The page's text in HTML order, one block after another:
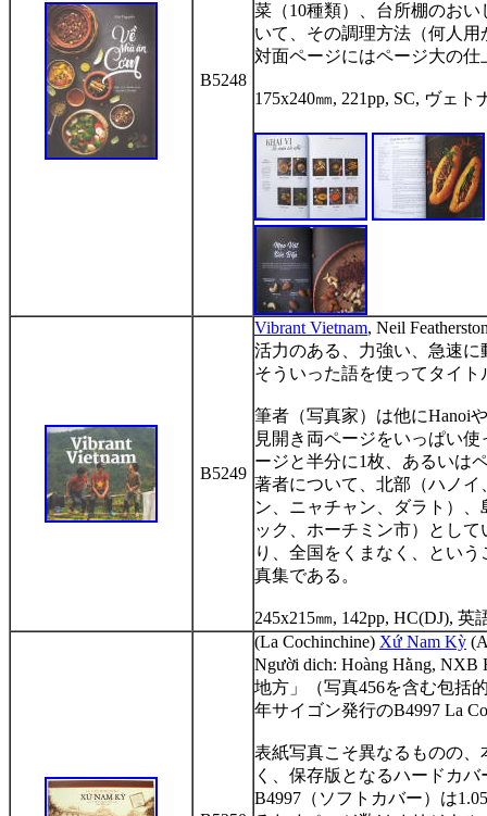
B5248
菜（10種類）、台所棚のお
いて、その調理方法（何人
対面ページにはページ大の
175x240㎜, 221pp, SC, ヴェト
B5249
Vibrant Vietnam, Neil
活力のある、力強い、急速
そういった語を使ってタイ
筆者（写真家）は他にHanoiや
見開き両ページをいっぱい
ージと半分に1枚、あるいは
著者について、北部（ハノ
ン、ニャチャン、ダラト）
ック、ホーチミン市）とし
り、全国をくまなく、とい
真集である。
245x215㎜, 142pp, HC(DJ), 英
(La Cochinchine) Xứ Nam Kỳ
Người dich: Hoàng Hằng, NXB
地方」（写真456を含む包括
年サイゴン発行のB4997 La
表紙写真こそ異なるものの
く、保存版となるハードカ
B4997 （ソフトカバー）は1.05